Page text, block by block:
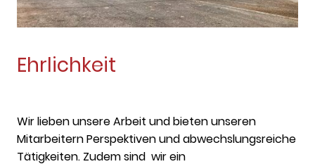
Ehrlichkeit
Wir lieben unsere Arbeit und bieten unseren
Mitarbeitern Perspektiven und abwechslungsreiche
Tätigkeiten. Zudem sind wir ein